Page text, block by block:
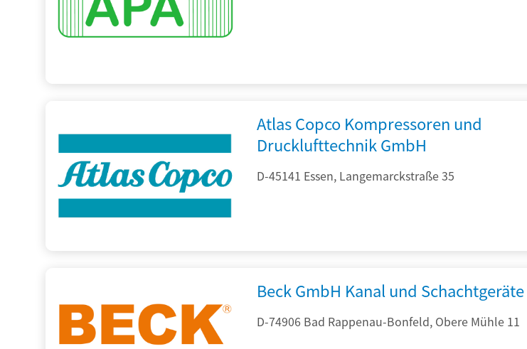
Atlas Copco Kompressoren und
Drucklufttechnik GmbH
D-45141 Essen, Langemarckstraße 35
Beck GmbH Kanal und Schachtgeräte
D-74906 Bad Rappenau-Bonfeld, Obere Mühle 11